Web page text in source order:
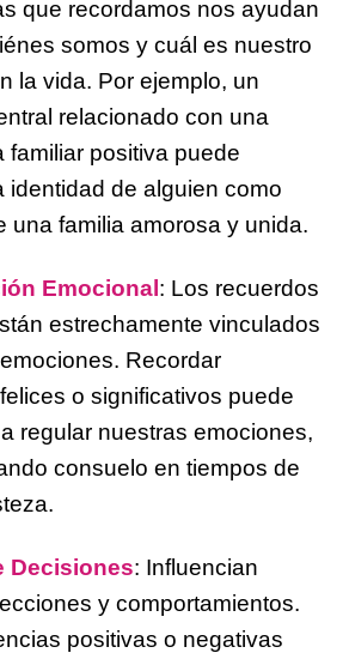
que recordamos nos ayudan
somos y cuál es nuestro
la vida. Por ejemplo, un
relacionado con una
familiar positiva puede
identidad de alguien como
una familia amorosa y unida.
Emocional : Los recuerdos
estrechamente vinculados
Recordar
o significativos puede
regular nuestras emociones,
consuelo en tiempos de
Decisiones: Influencian
y comportamientos.
positivas o negativas